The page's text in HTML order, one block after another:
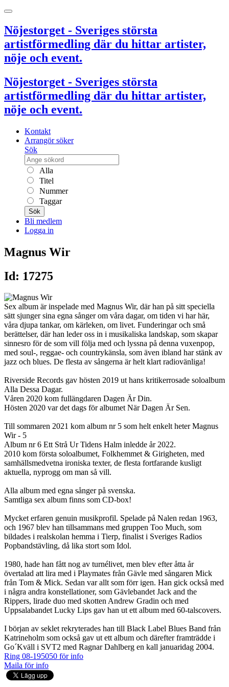
Nöjestorget - Sveriges största
artistförmedling där du hittar artister,
nöje och event.
Nöjestorget - Sveriges största
artistförmedling där du hittar artister,
nöje och event.
Kontakt
Arrangör söker
Sök
Alla
Titel
Nummer
Taggar
Sök
Bli medlem
Logga in
Magnus Wir
Id: 17275
Sex album är inspelade med Magnus Wir, där han på sitt speciella
sätt sjunger sina egna sånger om våra dagar, om tiden vi har här,
våra djupa tankar, om kärleken, om livet. Funderingar och små
berättelser, där han leder oss in i musikaliska landskap, som skapar
sinnesro för de som vill följa med och lyssna på denna vuxenpop,
med soul-, reggae- och countrykänsla, som även ibland har stänk av
jazz och blues. De flesta av sångerna är helt klart radiovänliga!
Riverside Records gav hösten 2019 ut hans kritikerrosade soloalbum
Alla Dessa Dagar.
Våren 2020 kom fullängdaren Dagen Är Din.
Hösten 2020 var det dags för albumet När Dagen Är Sen.
Till sommaren 2021 kom album nr 5 som helt enkelt heter Magnus
Wir - 5
Album nr 6 Ett Strå Ur Tidens Halm inledde år 2022.
2010 kom första soloalbumet, Folkhemmet & Girigheten, med
samhällsmedvetna ironiska texter, de flesta fortfarande kusligt
aktuella, nyprogg om man så vill.
Alla album med egna sånger på svenska.
Samtliga sex album finns som CD-box!
Mycket erfaren genuin musikprofil. Spelade på Nalen redan 1963,
och 1967 blev han tillsammans med gruppen Too Much, som
bildades i realskolan hemma i Tierp, finalist i Sveriges Radios
Popbandstävling, då lika stort som Idol.
1980, hade han fått nog av turnélivet, men blev efter åtta år
övertalad att lira med i Playmates från Gävle med sångaren Mick
från Tom & Mick. Sedan var allt som förr igen. Han gick också med
i några andra konstellationer, som Gävlebandet Jack and the
Rippers, lirade duo med skotten Andrew Gradin och med
Uppsalabandet Lucky Lips gav han ut ett album med 60-talscovers.
I början av seklet rekryterades han till Black Label Blues Band från
Katrineholm som också gav ut ett album och därefter framträdde i
Go´Kväll i SVT2 med Ragnar Dahlberg en kall januaridag 2004.
Ring 08-195050 för info
Maila för info